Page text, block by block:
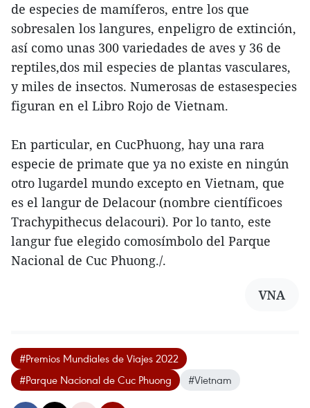
de especies de mamíferos, entre los que
sobresalen los langures, enpeligro de extinción,
así como unas 300 variedades de aves y 36 de
reptiles,dos mil especies de plantas vasculares,
y miles de insectos. Numerosas de estasespecies
figuran en el Libro Rojo de Vietnam.
En particular, en CucPhuong, hay una rara
especie de primate que ya no existe en ningún
otro lugardel mundo excepto en Vietnam, que
es el langur de Delacour (nombre científicoes
Trachypithecus delacouri). Por lo tanto, este
langur fue elegido comosímbolo del Parque
Nacional de Cuc Phuong./.
VNA
#Premios Mundiales de Viajes 2022
#Parque Nacional de Cuc Phuong
#Vietnam